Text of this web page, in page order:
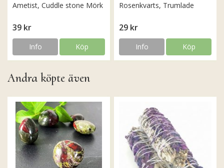
Ametist, Cuddle stone Mörk
39 kr
Info Köp
Rosenkvarts, Trumlade
29 kr
Info Köp
Andra köpte även